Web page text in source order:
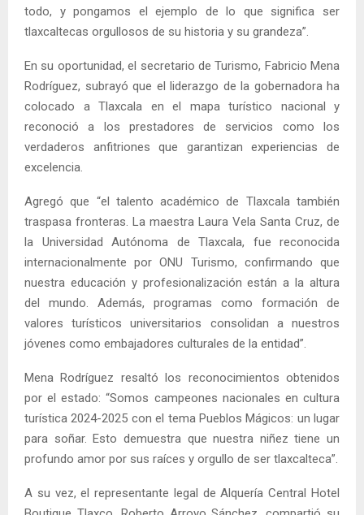
todo, y pongamos el ejemplo de lo que significa ser
tlaxcaltecas orgullosos de su historia y su grandeza”.
En su oportunidad, el secretario de Turismo, Fabricio Mena
Rodríguez, subrayó que el liderazgo de la gobernadora ha
colocado a Tlaxcala en el mapa turístico nacional y
reconoció a los prestadores de servicios como los
verdaderos anfitriones que garantizan experiencias de
excelencia.
Agregó que “el talento académico de Tlaxcala también
traspasa fronteras. La maestra Laura Vela Santa Cruz, de
la Universidad Autónoma de Tlaxcala, fue reconocida
internacionalmente por ONU Turismo, confirmando que
nuestra educación y profesionalización están a la altura
del mundo. Además, programas como formación de
valores turísticos universitarios consolidan a nuestros
jóvenes como embajadores culturales de la entidad”.
Mena Rodríguez resaltó los reconocimientos obtenidos
por el estado: “Somos campeones nacionales en cultura
turística 2024-2025 con el tema Pueblos Mágicos: un lugar
para soñar. Esto demuestra que nuestra niñez tiene un
profundo amor por sus raíces y orgullo de ser tlaxcalteca”.
A su vez, el representante legal de Alquería Central Hotel